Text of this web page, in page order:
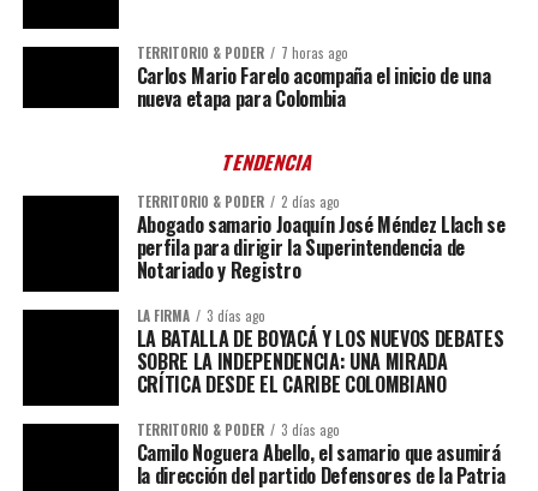
TERRITORIO & PODER 7 horas ago
Carlos Mario Farelo acompaña el inicio de una
nueva etapa para Colombia
TENDENCIA
TERRITORIO & PODER 2 días ago
Abogado samario Joaquín José Méndez Llach se
perfila para dirigir la Superintendencia de
Notariado y Registro
LA FIRMA 3 días ago
LA BATALLA DE BOYACÁ Y LOS NUEVOS DEBATES
SOBRE LA INDEPENDENCIA: UNA MIRADA
CRÍTICA DESDE EL CARIBE COLOMBIANO
TERRITORIO & PODER 3 días ago
Camilo Noguera Abello, el samario que asumirá
la dirección del partido Defensores de la Patria